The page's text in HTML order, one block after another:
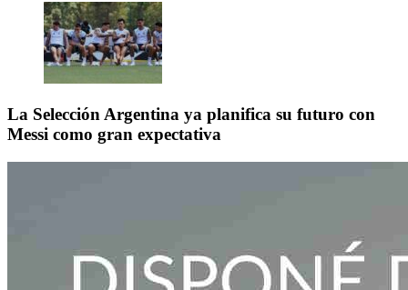
La Selección Argentina ya planifica su futuro con
Messi como gran expectativa